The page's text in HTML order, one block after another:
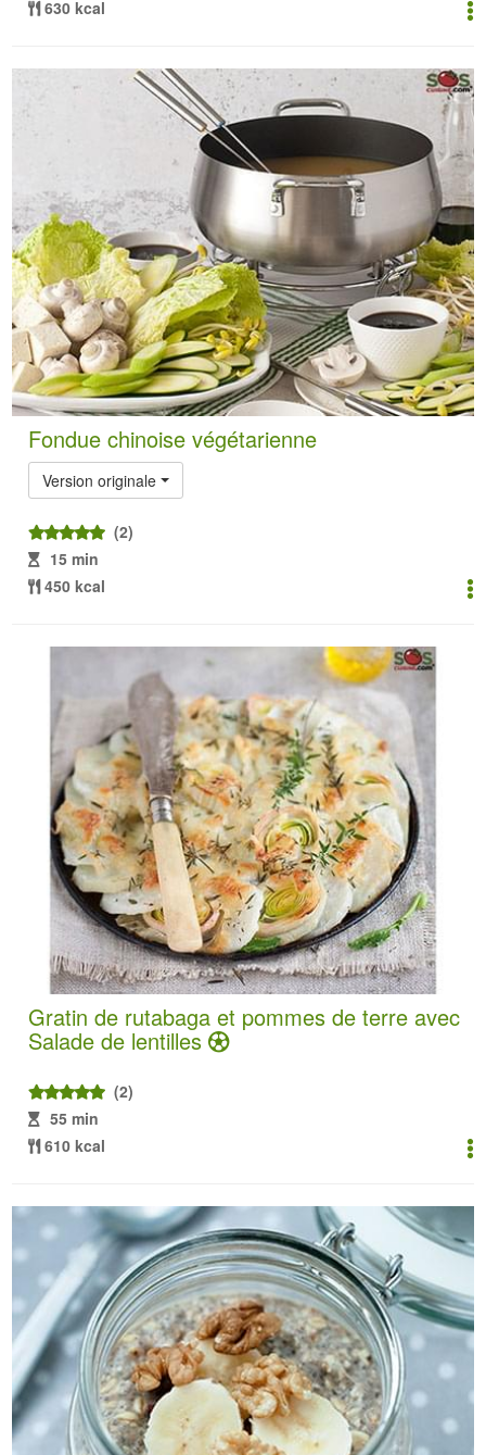
630 kcal
Fondue chinoise végétarienne
Version originale
(2)
15 min
450 kcal
Gratin de rutabaga et pommes de terre avec
Salade de lentilles
(2)
55 min
610 kcal